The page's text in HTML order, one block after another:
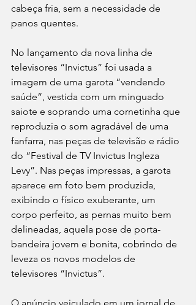
cabeça fria, sem a necessidade de
panos quentes.
No lançamento da nova linha de
televisores “Invictus” foi usada a
imagem de uma garota “vendendo
saúde”, vestida com um minguado
saiote e soprando uma cornetinha que
reproduzia o som agradável de uma
fanfarra, nas peças de televisão e rádio
do “Festival de TV Invictus Ingleza
Levy”. Nas peças impressas, a garota
aparece em foto bem produzida,
exibindo o físico exuberante, um
corpo perfeito, as pernas muito bem
delineadas, aquela pose de porta-
bandeira jovem e bonita, cobrindo de
leveza os novos modelos de
televisores “Invictus”.
O anúncio veiculado em um jornal de